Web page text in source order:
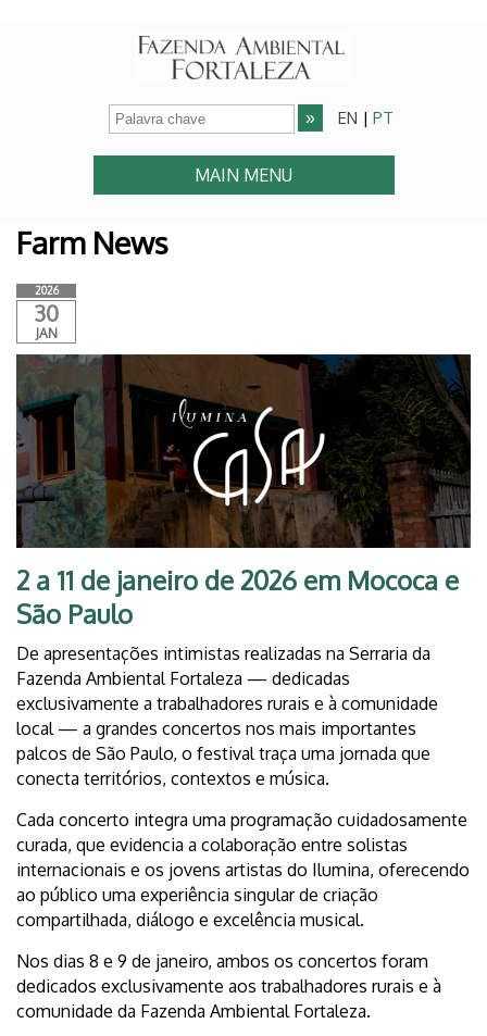
EN | PT
MAIN MENU
Farm News
2026
30
JAN
2 a 11 de janeiro de 2026 em Mococa e
São Paulo
De apresentações intimistas realizadas na Serraria da
Fazenda Ambiental Fortaleza — dedicadas
exclusivamente a trabalhadores rurais e à comunidade
local — a grandes concertos nos mais importantes
palcos de São Paulo, o festival traça uma jornada que
conecta territórios, contextos e música.
Cada concerto integra uma programação cuidadosamente
curada, que evidencia a colaboração entre solistas
internacionais e os jovens artistas do Ilumina, oferecendo
ao público uma experiência singular de criação
compartilhada, diálogo e excelência musical.
Nos dias 8 e 9 de janeiro, ambos os concertos foram
dedicados exclusivamente aos trabalhadores rurais e à
comunidade da Fazenda Ambiental Fortaleza.